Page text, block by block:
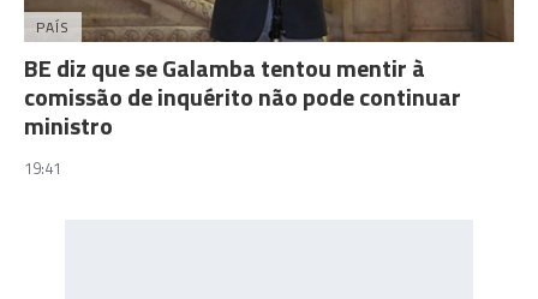
PAÍS
BE diz que se Galamba tentou mentir à
comissão de inquérito não pode continuar
ministro
19:41